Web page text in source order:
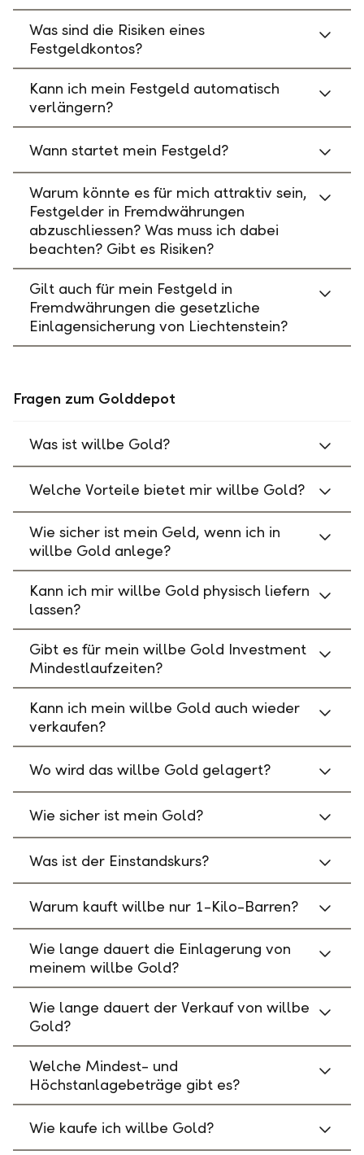
Was sind die Risiken eines
Festgeldkontos?
Kann ich mein Festgeld automatisch
verlängern?
Wann startet mein Festgeld?
Warum könnte es für mich attraktiv sein,
Festgelder in Fremdwährungen
abzuschliessen? Was muss ich dabei
beachten? Gibt es Risiken?
Gilt auch für mein Festgeld in
Fremdwährungen die gesetzliche
Einlagensicherung von Liechtenstein?
Fragen zum Golddepot
Was ist willbe Gold?
Welche Vorteile bietet mir willbe Gold?
Wie sicher ist mein Geld, wenn ich in
willbe Gold anlege?
Kann ich mir willbe Gold physisch liefern
lassen?
Gibt es für mein willbe Gold Investment
Mindestlaufzeiten?
Kann ich mein willbe Gold auch wieder
verkaufen?
Wo wird das willbe Gold gelagert?
Wie sicher ist mein Gold?
Was ist der Einstandskurs?
Warum kauft willbe nur 1-Kilo-Barren?
Wie lange dauert die Einlagerung von
meinem willbe Gold?
Wie lange dauert der Verkauf von willbe
Gold?
Welche Mindest- und
Höchstanlagebeträge gibt es?
Wie kaufe ich willbe Gold?